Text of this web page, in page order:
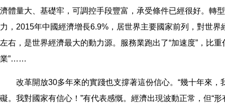
濟體量大、基礎牢，可調控手段豐富，承受條件已經很好。轉
力，2015年中國經濟增長6.9%，居世界主要國家前列，對世界
左右，是世界經濟最大的動力源。服務業跑出了“加速度”，比
業”……
改革開放30多年來的實踐也支撐著這份信心。“幾十年來，
礙。我對國家有信心！”有代表感慨。經濟出現波動正常，但“形